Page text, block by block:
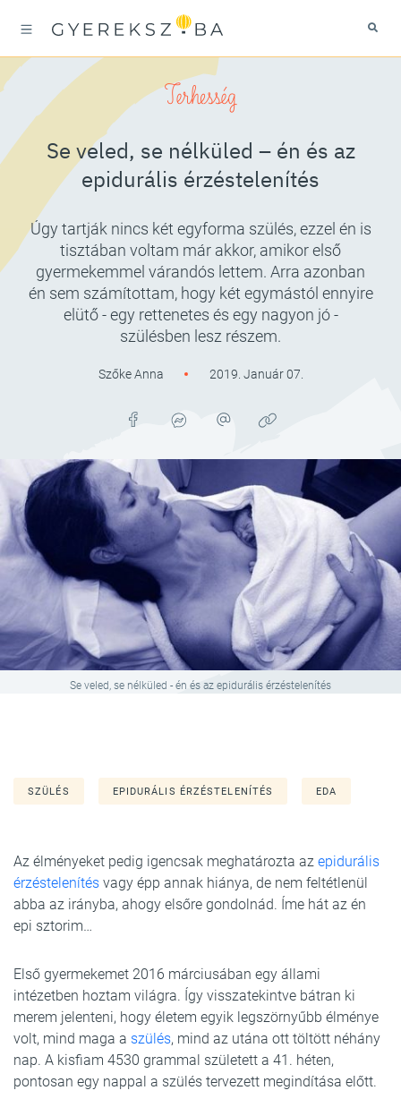
Terhesség
Se veled, se nélküled – én és az
epidurális érzéstelenítés
Úgy tartják nincs két egyforma szülés, ezzel én is
tisztában voltam már akkor, amikor első
gyermekemmel várandós lettem. Arra azonban
én sem számítottam, hogy két egymástól ennyire
elütő - egy rettenetes és egy nagyon jó -
szülésben lesz részem.
Szőke Anna 2019. Január 07.
Se veled, se nélküled - én és az epidurális érzéstelenítés
SZÜLÉS EPIDURÁLIS ÉRZÉSTELENÍTÉS EDA
Az élményeket pedig igencsak meghatározta az epidurális
érzéstelenítés vagy épp annak hiánya, de nem feltétlenül
abba az irányba, ahogy elsőre gondolnád. Íme hát az én
epi sztorim…
Első gyermekemet 2016 márciusában egy állami
intézetben hoztam világra. Így visszatekintve bátran ki
merem jelenteni, hogy életem egyik legszörnyűbb élménye
volt, mind maga a szülés, mind az utána ott töltött néhány
nap. A kisfiam 4530 grammal született a 41. héten,
pontosan egy nappal a szülés tervezett megindítása előtt.